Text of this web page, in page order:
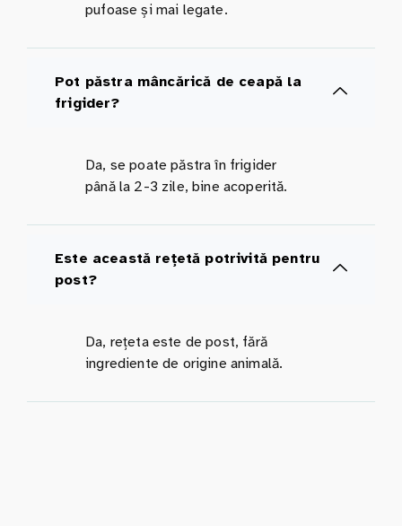
pufoase și mai legate.
Pot păstra mâncărică de ceapă la
frigider?
Da, se poate păstra în frigider
până la 2-3 zile, bine acoperită.
Este această rețetă potrivită pentru
post?
Da, rețeta este de post, fără
ingrediente de origine animală.